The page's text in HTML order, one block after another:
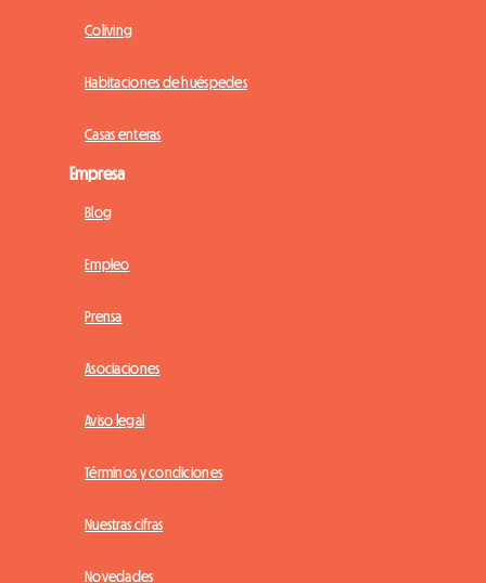
Coliving
Habitaciones de huéspedes
Casas enteras
Empresa
Blog
Empleo
Prensa
Asociaciones
Aviso legal
Términos y condiciones
Nuestras cifras
Novedades